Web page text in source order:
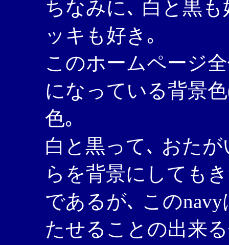
ちなみに､ 白と黒
ッキも好き｡
このホームページ
になっている背景
色｡
白と黒って､ おた
らを背景にしても
であるが､ この
たせることの出来